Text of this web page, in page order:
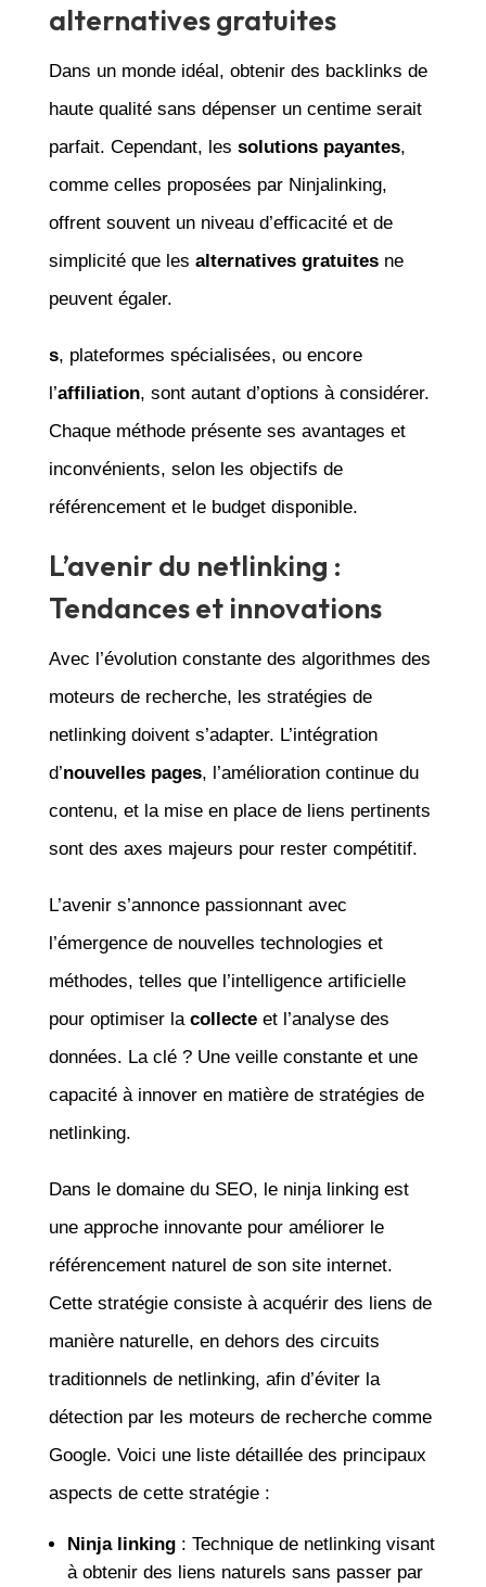
alternatives gratuites
Dans un monde idéal, obtenir des backlinks de
haute qualité sans dépenser un centime serait
parfait. Cependant, les solutions payantes,
comme celles proposées par Ninjalinking,
offrent souvent un niveau d’efficacité et de
simplicité que les alternatives gratuitesne
peuvent égaler.
s, plateformes spécialisées, ou encore
l’affiliation, sont autant d’options à considérer.
Chaque méthode présente ses avantages et
inconvénients, selon les objectifs de
référencement et le budget disponible.
L’avenir du netlinking :
Tendances et innovations
Avec l’évolution constante des algorithmes des
moteurs de recherche, les stratégies de
netlinking doivent s’adapter. L’intégration
d’nouvelles pages, l’amélioration continue du
contenu, et la mise en place de liens pertinents
sont des axes majeurs pour rester compétitif.
L’avenir s’annonce passionnant avec
l’émergence de nouvelles technologies et
méthodes, telles que l’intelligence artificielle
pour optimiser la collecteet l’analyse des
données. La clé ? Une veille constante et une
capacité à innover en matière de stratégies de
netlinking.
Dans le domaine du SEO, le ninja linking est
une approche innovante pour améliorer le
référencement naturel de son site internet.
Cette stratégie consiste à acquérir des liens de
manière naturelle, en dehors des circuits
traditionnels de netlinking, afin d’éviter la
détection par les moteurs de recherche comme
Google. Voici une liste détaillée des principaux
aspects de cette stratégie :
Ninja linking: Technique de netlinking visant
à obtenir des liens naturels sans passer par